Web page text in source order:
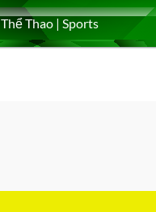
Thể Thao | Sports